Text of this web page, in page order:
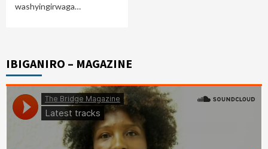
washyingirwaga…
IBIGANIRO – MAGAZINE